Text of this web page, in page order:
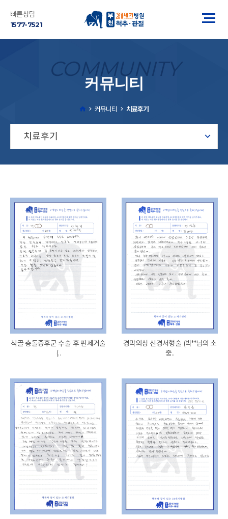
빠른상담
1577-7521
COMMUNITY
커뮤니티
커뮤니티 치료후기
치료후기
척골 충돌증후군 수술 후 핀제거술
(..
경막외상 신경서형술 (박**님의 소
중..